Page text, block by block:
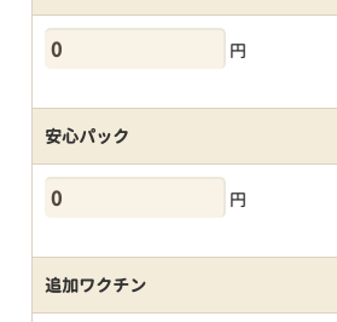
円
安心パック
円
追加ワクチン